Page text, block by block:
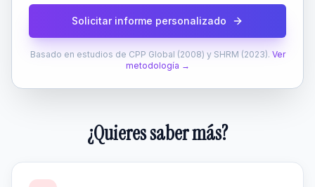
Solicitar informe personalizado
Basado en estudios de CPP Global (2008) y SHRM (2023). Ver
metodología →
¿Quieres saber más?